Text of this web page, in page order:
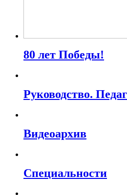
80 лет Победы!
Руководство.
Видеоархив
Специальности